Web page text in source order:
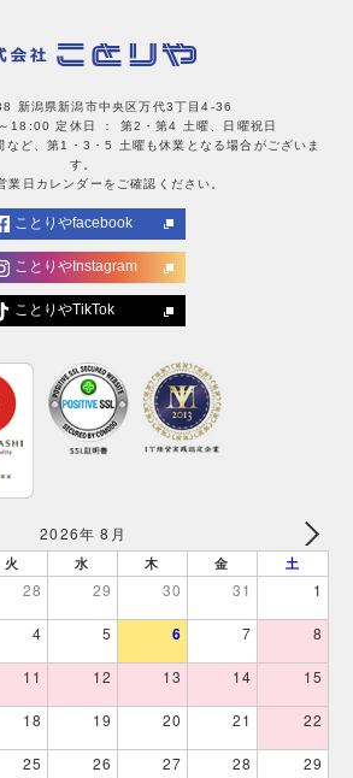
新潟県新潟市中央区万代3丁目4-36
18:00 定休日 ： 第2・第4 土曜、日曜祝日
ど、第1・3・5 土曜も休業となる場合がございま
す。
業日カレンダーをご確認ください。
ことりやfacebook
ことりやInstagram
ことりやTikTok
2026年 8月
火 水 木 金 土
28 29 30 31 1
4 5 6 7 8
11 12 13 14 15
18 19 20 21 22
25 26 27 28 29